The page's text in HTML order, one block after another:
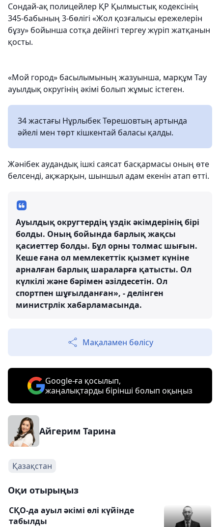
Сондай-ақ полицейлер ҚР Қылмыстық кодексінің
345-бабының 3-бөлігі «Жол қозғалысы ережелерін
бұзу» бойынша сотқа дейінгі тергеу жүріп жатқанын
қосты.
«Мой город» басылымының жазуынша, марқұм Тау
ауылдық округінің әкімі болып жұмыс істеген.
34 жастағы Нұрлыбек Төрешовтың артында
әйелі мен төрт кішкентай баласы қалды.
Жәнібек аудандық ішкі саясат басқармасы оның өте
белсенді, ақжарқын, шыншыл адам екенін атап өтті.
Ауылдық округтердің үздік әкімдерінің бірі
болды. Оның бойында барлық жақсы
қасиеттер болды. Бұл орны толмас шығын.
Кеше ғана ол мемлекеттік қызмет күніне
арналған барлық шараларға қатысты. Ол
күлкілі және бәрімен әзілдесетін. Ол
спортпен шұғылданған», - делінген
министрлік хабарламасында.
Мақаламен бөлісу
Google-ға қосылып,
жаңалықтарды бірінші болып оқыңыз
Айгерим Тарина
Қазақстан
Оқи отырыңыз
СҚО-да ауыл әкімі өлі күйінде
табылды